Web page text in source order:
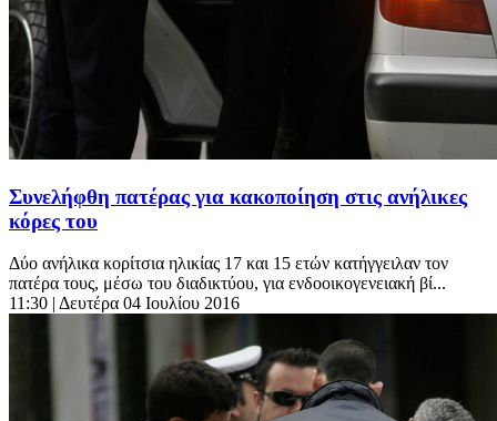
Συνελήφθη πατέρας για κακοποίηση στις ανήλικες
κόρες του
Δύο ανήλικα κορίτσια ηλικίας 17 και 15 ετών κατήγγειλαν τον
πατέρα τους, μέσω του διαδικτύου, για ενδοοικογενειακή βί...
11:30 | Δευτέρα 04 Ιουλίου 2016